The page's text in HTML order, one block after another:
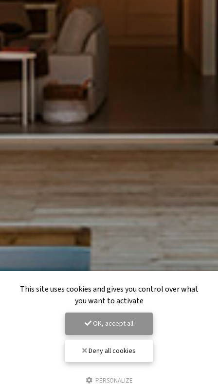
This site uses cookies and gives you control over what
you want to activate
OK, accept all
Deny all cookies
PERSONALIZE